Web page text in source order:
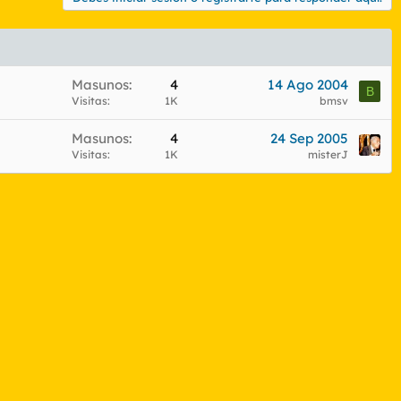
Masunos 4
Visitas 1K
14 Ago 2004
bmsv
B
Masunos 4
Visitas 1K
24 Sep 2005
misterJ